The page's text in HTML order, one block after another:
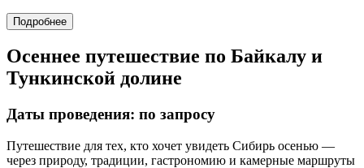
Подробнее
Осеннее путешествие по Байкалу и
Тункинской долине
Даты проведения: по запросу
Путешествие для тех, кто хочет увидеть Сибирь осенью —
через природу, традиции, гастрономию и камерные маршруты